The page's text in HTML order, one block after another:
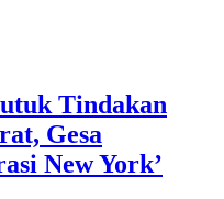
Tindakan
Gesa
New York’